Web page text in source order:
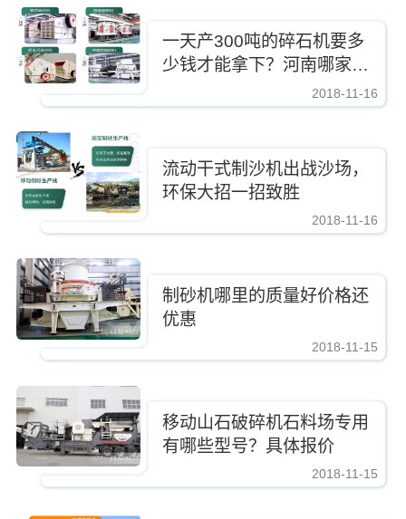
https://www.zhishaji.cn/Upload/Editor/image/
一天产300吨的碎石机要多
少钱才能拿下？河南哪家便
2018-11-16
https://www.zhishaji.cn/Upload/Editor/image/
流动干式制沙机出战沙场，
环保大招一招致胜
2018-11-16
https://www.zhishaji.cn/Upload/Editor/image/
制砂机哪里的质量好价格还
优惠
2018-11-15
https://www.zhishaji.cn/Upload/Editor/image/
移动山石破碎机石料场专用
有哪些型号？具体报价
2018-11-15